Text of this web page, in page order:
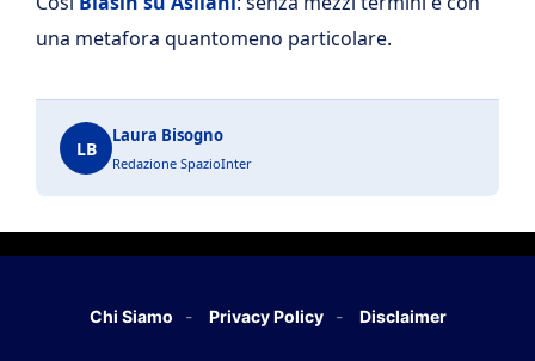
una metafora quantomeno particolare.
LB
Laura Bisogno
Redazione SpazioInter
Chi Siamo Privacy Policy Disclaimer